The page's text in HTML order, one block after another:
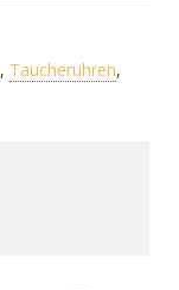
, Taucheruhren,